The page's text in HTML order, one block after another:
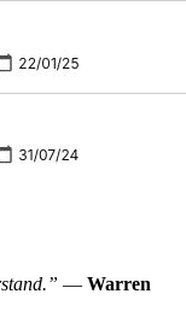
— Warren